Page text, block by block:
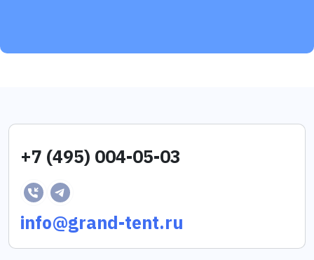
+7 (495) 004-05-03
info@grand-tent.ru